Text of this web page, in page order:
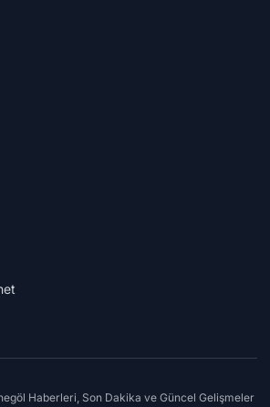
Haberleri, Son Dakika ve Güncel Gelişmeler